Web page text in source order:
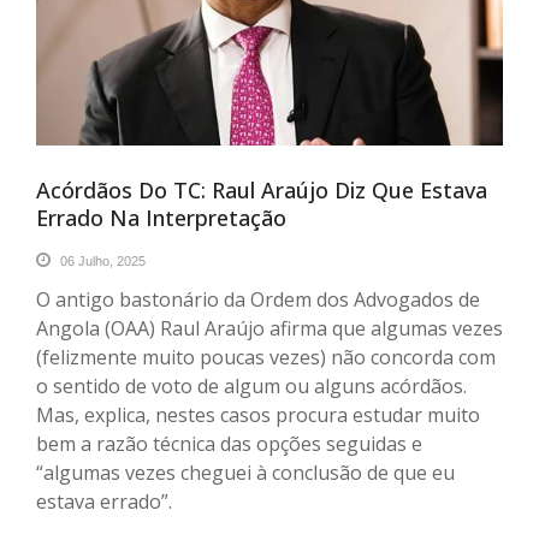
Acórdãos Do TC: Raul Araújo Diz Que Estava
Errado Na Interpretação
06 Julho, 2025
O antigo bastonário da Ordem dos Advogados de
Angola (OAA) Raul Araújo afirma que algumas vezes
(felizmente muito poucas vezes) não concorda com
o sentido de voto de algum ou alguns acórdãos.
Mas, explica, nestes casos procura estudar muito
bem a razão técnica das opções seguidas e
“algumas vezes cheguei à conclusão de que eu
estava errado”.